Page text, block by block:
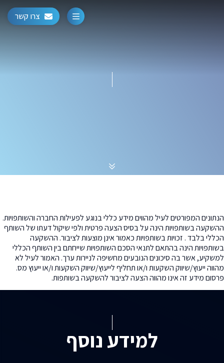
צרו קשר
הנתונים המפורטים לעיל מהווים מידע כללי בנוגע לפעילות החברה והשותפויות.
ההשקעה בשותפויות הינה על בסיס הצעה פרטית ולפי שיקול דעתו של השותף
הכללי בלבד . זכויות בשותפויות כאמור אינן מוצעות לציבור. ההשקעה
בשותפויות הינה בהתאם לתנאי הסכם השותפויות שייחתם בין השותף הכללי
למשקיע, אשר בה סיכונים הנובעים מחשיפה לניירות ערך. האמור לעיל לא
מהווה ייעוץ/שיווק השקעות ו/או תחליף לייעוץ/שיווק השקעות ו/או ייעוץ מס.
פרסום מידע זה אינו מהווה הצעה לציבור להשקעה בשותפות.
למידע נוסף